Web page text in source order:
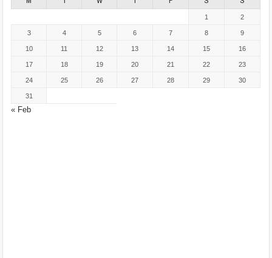
« Feb
1 2
3 4 5 6 7 8 9
10 11 12 13 14 15 16
17 18 19 20 21 22 23
24 25 26 27 28 29 30
31